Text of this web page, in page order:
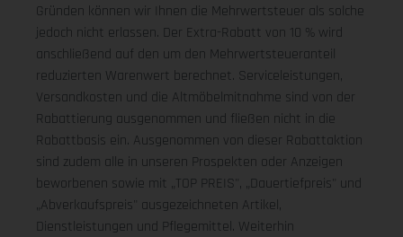
Gründen können wir Ihnen die Mehrwertsteuer als solche
jedoch nicht erlassen. Der Extra-Rabatt von 10 % wird
anschließend auf den um den Mehrwertsteueranteil
reduzierten Warenwert berechnet. Serviceleistungen,
Versandkosten und die Altmöbelmitnahme sind von der
Rabattierung ausgenommen und fließen nicht in die
Rabattbasis ein. Ausgenommen von dieser Rabattaktion
sind zudem alle in unseren Prospekten oder Anzeigen
beworbenen sowie mit „TOP PREIS", „Dauertiefpreis" und
„Abverkaufspreis" ausgezeichneten Artikel,
Dienstleistungen und Pflegemittel. Weiterhin